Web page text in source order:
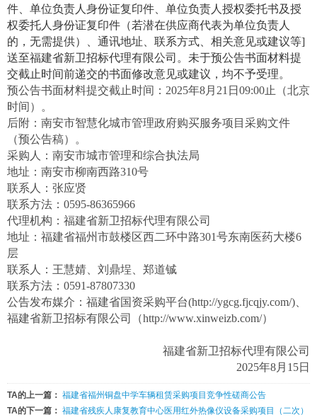
件、单位负责人身份证复印件、单位负责人授权委托书及授
权委托人身份证复印件（若潜在供应商代表为单位负责人
的，无需提供）、通讯地址、联系方式、相关意见或建议等]
送至福建省新卫招标代理有限公司。未于预公告书面材料提
交截止时间前递交的书面修改意见或建议，均不予受理。
预公告书面材料提交截止时间：2025年8月 21 日09:00止（北京
时间）。
后附 ： 南安市智慧化城市管理政府购买服务项目采购文件
（预公告稿）。
采购人：南安市城市管理和综合执法局
地址：南安市柳南西路310号
联系人：张应贤
联系方法：0595-86365966
代理机构：福建省新卫招标代理有限公司
地址：福建省福州市鼓楼区西二环中路301号东南医药大楼6
层
联系人： 王慧婧 、刘鼎埕 、郑道铖
联系方法：0591-87807330
公告发布媒介：福建省国资采购平台(http://ygcg.fjcqjy.com/)、
福建省新卫招标有限公司（http://www.xinweizb.com/）
福建省新卫招标代理有限公司
2025年8月 15日
TA的上一篇： 福建省福州铜盘中学车辆租赁采购项目竞争性磋商公告
TA的下一篇： 福建省残疾人康复教育中心医用红外热像仪设备采购项目（二次）